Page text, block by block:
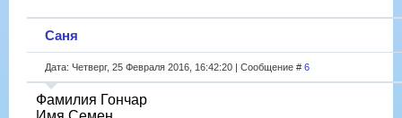
Саня
Дата: Четверг, 25 Февраля 2016, 16:42:20 | Сообщение # 6
Фамилия Гончар